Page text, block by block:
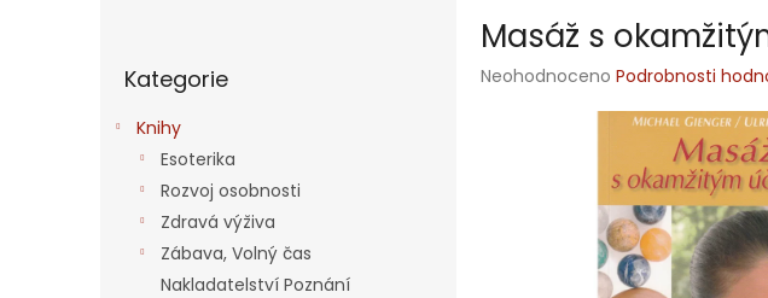
kategorie
Kategorie
Knihy
Esoterika
Rozvoj osobnosti
Zdravá výživa
Zábava, Volný čas
Nakladatelství Poznání
Masáž s
Průměrné
Neohodnoceno Podrobnosti